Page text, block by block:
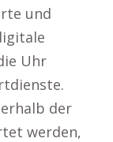
und
Uhr
der
werden,